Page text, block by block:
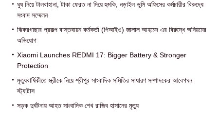
ঘুষ নিয়ে টালবাহানা, টাকা ফেরত না দিয়ে হুমকি, নড়াইল ভূমি অফিসের কর্মচারীর বিরুদ্ধে
সংবাদ সম্মেলন
ঝিকরগাছার প্রকল্প বাস্তবায়ন কর্মকর্তা (পিআইও) জালাল আহমেদ এর বিরুদ্ধে অনিয়মের
অভিযোগ
Xiaomi Launches REDMI 17: Bigger Battery & Stronger
Protection
মৃত্যুবার্ষিকীতে স্ত্রীকে নিয়ে শ্রীপুর সাংবাদিক সমিতির সাধারণ সম্পাদকের আবেগঘন
স্ট্যাটাস
সড়ক দুর্ঘটনায় আহত সাংবাদিক শেখ রাজিব হাসানের মৃত্যু